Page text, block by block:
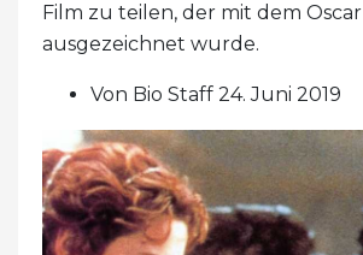
Film zu teilen, der mit dem Oscar
ausgezeichnet wurde.
Von Bio Staff 24. Juni 2019